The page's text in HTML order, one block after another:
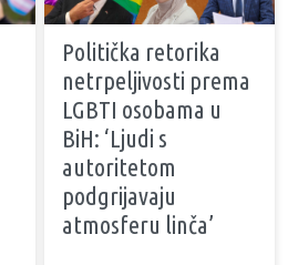
Politička retorika
netrpeljivosti prema
LGBTI osobama u
BiH: ‘Ljudi s
autoritetom
podgrijavaju
atmosferu linča’